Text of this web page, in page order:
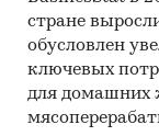
стране
обусловлен
ключевых
для домашних